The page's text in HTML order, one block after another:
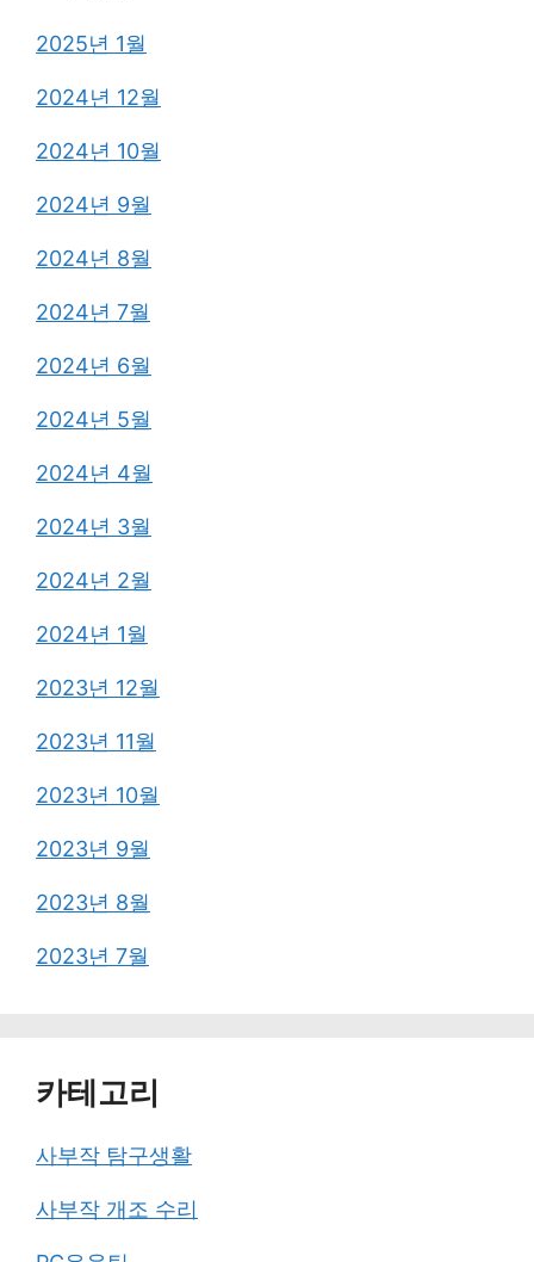
2025년 1월
2024년 12월
2024년 10월
2024년 9월
2024년 8월
2024년 7월
2024년 6월
2024년 5월
2024년 4월
2024년 3월
2024년 2월
2024년 1월
2023년 12월
2023년 11월
2023년 10월
2023년 9월
2023년 8월
2023년 7월
카테고리
사부작 탐구생활
사부작 개조 수리